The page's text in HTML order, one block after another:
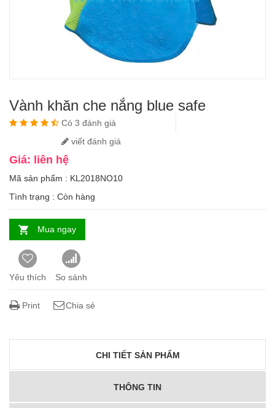
Vành khăn che nắng blue safe
Có 3 đánh giá
viết đánh giá
Giá: liên hệ
Mã sản phẩm : KL2018NO10
Tình trạng : Còn hàng
Mua ngay
Yêu thích So sánh
Print Chia sẻ
CHI TIẾT SẢN PHẨM
THÔNG TIN